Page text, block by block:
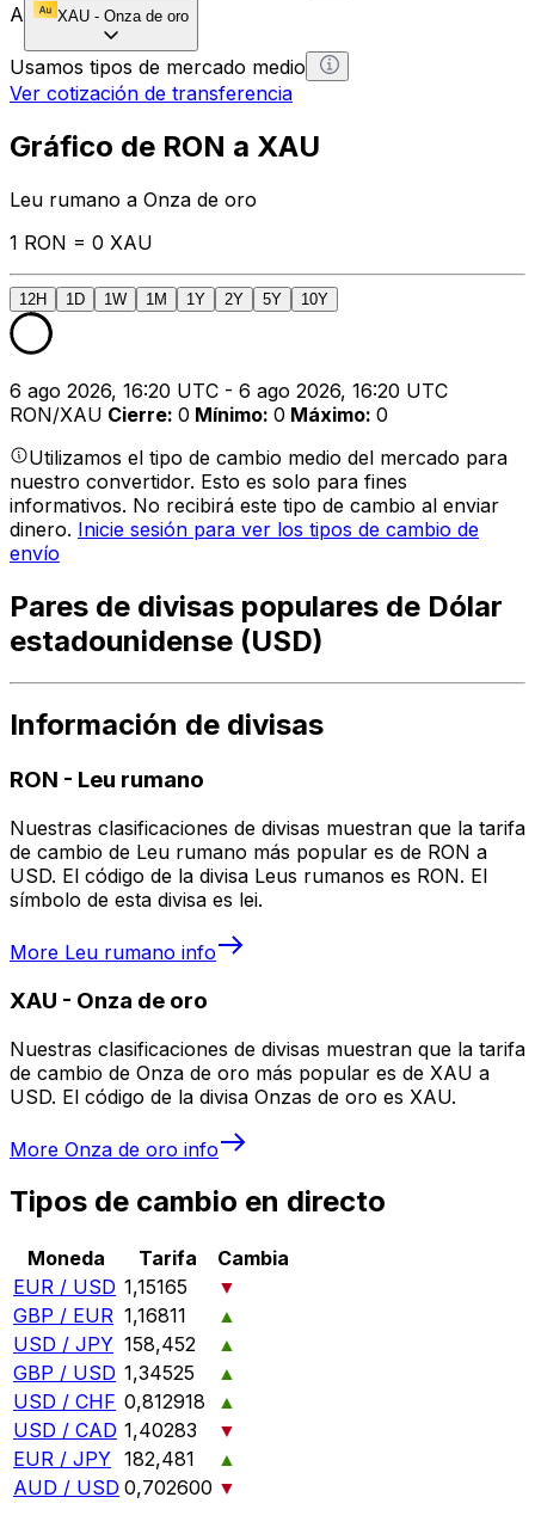
A
XAU - Onza de oro
Usamos tipos de mercado medio
Ver cotización de transferencia
Gráfico de RON a XAU
Leu rumano a Onza de oro
1 RON = 0 XAU
12H 1D 1W 1M 1Y 2Y 5Y 10Y
6 ago 2026, 16:20 UTC - 6 ago 2026, 16:20 UTC
RON/XAU Cierre: 0 Mínimo: 0 Máximo: 0
Utilizamos el tipo de cambio medio del mercado para
nuestro convertidor. Esto es solo para fines
informativos. No recibirá este tipo de cambio al enviar
dinero. Inicie sesión para ver los tipos de cambio de
envío
Pares de divisas populares de Dólar
estadounidense (USD)
Información de divisas
RON - Leu rumano
Nuestras clasificaciones de divisas muestran que la tarifa
de cambio de Leu rumano más popular es de RON a
USD. El código de la divisa Leus rumanos es RON. El
símbolo de esta divisa es lei.
More Leu rumano info
XAU - Onza de oro
Nuestras clasificaciones de divisas muestran que la tarifa
de cambio de Onza de oro más popular es de XAU a
USD. El código de la divisa Onzas de oro es XAU.
More Onza de oro info
Tipos de cambio en directo
Moneda Tarifa
Cambia
EUR / USD 1,15165
▼
GBP / EUR 1,16811
▲
USD / JPY 158,452
▲
GBP / USD 1,34525
▲
USD / CHF 0,812918
▲
USD / CAD 1,40283
▼
EUR / JPY 182,481
▲
AUD / USD 0,702600 ▼